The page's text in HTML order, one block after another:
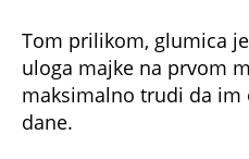
Tom prilikom, glumica
uloga majke na prvom
maksimalno trudi da im
dane.